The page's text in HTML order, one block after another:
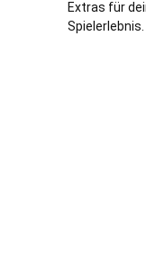
Extras für
Spielerlebnis.